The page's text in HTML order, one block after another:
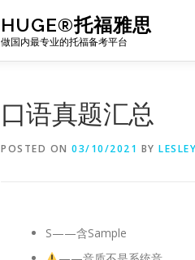
HUGE®托福雅思
做国内最专业的托福备考平台
口语真题汇总
POSTED ON 03/10/2021 BY
S——含Sample